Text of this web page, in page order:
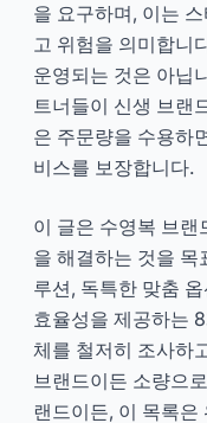
을 요구하며, 이는
고 위험을 의미합니
운영되는 것은 아닙
트너들이 신생 브랜
은 주문량을 수용하
비스를 보장합니다.
이 글은 수영복 브랜
을 해결하는 것을 목
루션, 독특한 맞춤
효율성을 제공하는
체를 철저히 조사하
브랜드이든 소량으
랜드이든, 이 목록은